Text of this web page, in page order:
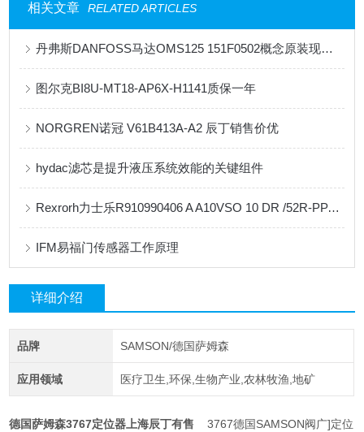
相关文章 RELATED ARTICLES
丹弗斯DANFOSS马达OMS125 151F0502概念原装现货供应
图尔克BI8U-MT18-AP6X-H1141质保一年
NORGREN诺冠 V61B413A-A2 辰丁销售价优
hydac滤芯是提升液压系统效能的关键组件
Rexrorh力士乐R910990406 A A10VSO 10 DR /52R-PPA14N00柱塞泵
IFM易福门传感器工作原理
详细介绍
品牌 SAMSON/德国萨姆森
应用领域 医疗卫生,环保,生物产业,农林牧渔,地矿
德国萨姆森3767定位器上海辰丁有售
3767德国SAMSON阀广]定位